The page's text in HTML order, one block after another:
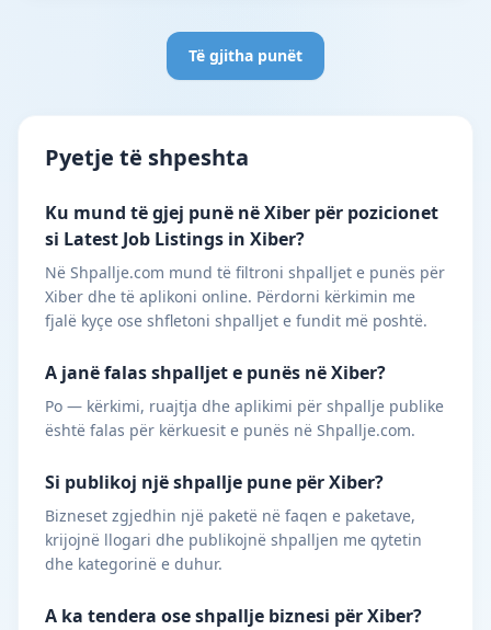
Të gjitha punët
Pyetje të shpeshta
Ku mund të gjej punë në Xiber për pozicionet
si Latest Job Listings in Xiber?
Në Shpallje.com mund të filtroni shpalljet e punës për
Xiber dhe të aplikoni online. Përdorni kërkimin me
fjalë kyçe ose shfletoni shpalljet e fundit më poshtë.
A janë falas shpalljet e punës në Xiber?
Po — kërkimi, ruajtja dhe aplikimi për shpallje publike
është falas për kërkuesit e punës në Shpallje.com.
Si publikoj një shpallje pune për Xiber?
Bizneset zgjedhin një paketë në faqen e paketave,
krijojnë llogari dhe publikojnë shpalljen me qytetin
dhe kategorinë e duhur.
A ka tendera ose shpallje biznesi për Xiber?